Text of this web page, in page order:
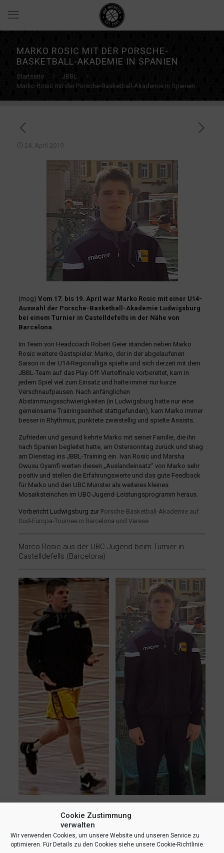
Cookie Zustimmung
verwalten
Wir verwenden Cookies, um unsere Website und unseren Service zu
optimieren. Für Details zu den Cookies siehe unsere Cookie-Richtlinie.
MARKO ROSIC MIT DER PORSCHE-
BASKETBALL-AKADEMIE IN SPANIEN
Startseite
JBBL
Marko Rosic mit der Porsche-Basketball-Akademie in Spanien
24. April 2019
(mog) Vom 17. bis 19. April war Marko Rosic mit einer U14-
Auswahl der Porsche-Basketball-Akademie Ludwigsburg
bei einem Turnier in Castelldefells in der Nähe von
Barcelona.
Im Team von Headcoach Robert Geier standen neben Marko
Rosic weitere Gastspieler. Marko, der in der abgelaufenen
Saison in der U14-Regionalliga spielte und sich derzeit mit dem
JBBL-Team auf das Play-Off-Viertelfinale vorbereitet, kam in
jedem Spiel viel zum Einsatz und hatte immer nur kurze
Verschnaufpausen. Nach anfänglichen
Abstimmungsschwierigkeiten (in Ludwigsburg hatte nur eine
gemeinsame Trainingseinheit stattgefunden), kam Marko immer
besser in Rhythmus, punktete zweistellig und spielte Assists.
Zufrieden und gesund kehrte Marko mit seiner Familie, die ihn
nach Spanien begleitet hatte, am Ostersonntag zurück und stieg
am Dienstag ins JBBL-Training ein. Ivan Rosic und Marsha
Owusu Gyamfi werten diesen „Auslandeinsatz“ von Marko sehr
positiv und stellen die Erfahrungswerte und das gute Feedback
für Marko und den UBC Münster als weiteres kleines
Mosaiksteinchen im UBC-Jugend-Leistungsprogramm heraus.
Vorbericht Ludwigsburg zur Porsche-Basketball-Akademie auf
Süd-Europa-Tournee in Barcelona und Varese
Marco Rosic aus der UBC-Jugend beim Turnier in
Castelldefells (Barcelona)
teilen
teilen